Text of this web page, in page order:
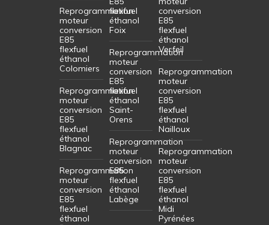
Reprogrammation
moteur
conversion
E85
flexfuel
éthanol
Colomiers
Reprogrammation
moteur
conversion
E85
flexfuel
éthanol
Blagnac
Reprogrammation
moteur
conversion
E85
flexfuel
éthanol
flexfuel
éthanol
Foix
Reprogrammation
moteur
conversion
E85
flexfuel
éthanol
Saint-
Orens
Reprogrammation
moteur
conversion
E85
flexfuel
éthanol
Labège
conversion
E85
flexfuel
éthanol
Verfeil
Reprogrammation
moteur
conversion
E85
flexfuel
éthanol
Nailloux
Reprogrammation
moteur
conversion
E85
flexfuel
éthanol
Midi
Pyrénées